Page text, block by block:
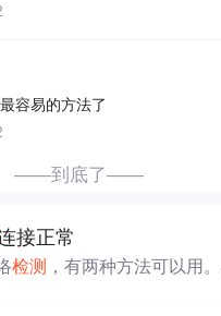
容易的方法了
——到底了——
接正常
检测 ，有两种方法可以用